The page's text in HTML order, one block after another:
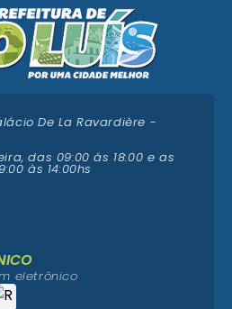
De La Ravardière -
das 09:00 ás 18:00 e as
às 14:00hs
eletrônico